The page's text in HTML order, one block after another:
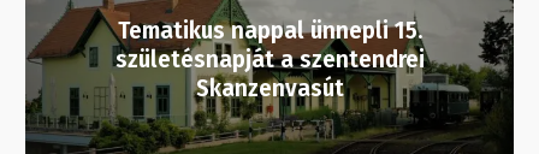
Tematikus nappal ünnepli 15.
születésnapját a szentendrei
Skanzenvasút